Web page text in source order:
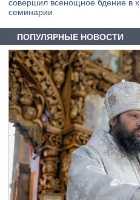
совершил всенощное бдение в
семинарии
ПОПУЛЯРНЫЕ НОВОСТИ